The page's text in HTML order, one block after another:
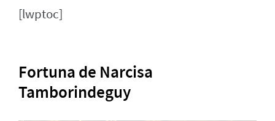
[lwptoc]
Fortuna de Narcisa
Tamborindeguy